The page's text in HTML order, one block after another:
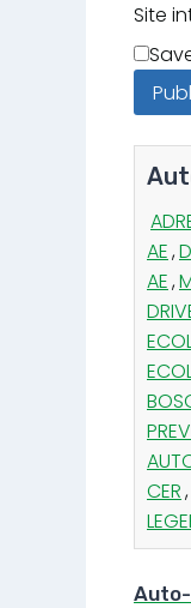
Site
AE,
AE,
CER,